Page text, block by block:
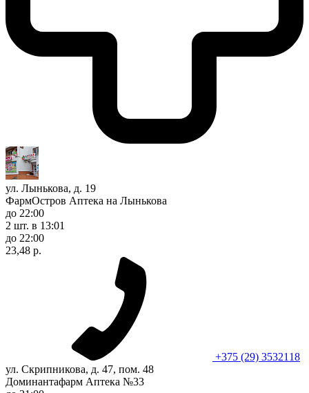
ул. Лынькова, д. 19
ФармОстров Аптека на Лынькова
до 22:00
2 шт. в 13:01
до 22:00
23,48 р.
+375 (29) 3532118
ул. Скрипникова, д. 47, пом. 48
Доминантафарм Аптека №33